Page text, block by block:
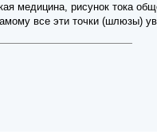
медицина, рисунок тока
все эти точки (шлюзы)